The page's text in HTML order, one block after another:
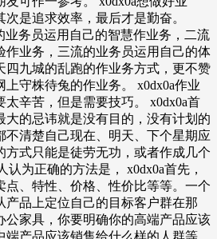
是追求效率，最后才是勤奋。
业务员运用自己的智慧作业务，二流
作业务，三流的业务员运用自己的体
四九城的乱跑的作业务方式，更不赞
守株待兔的作业务。 x0dx0a作业
辛苦，但是需要技巧。 x0dx0a首
大的忌讳就是没有目的，没有计划的
不清楚自己现在、明天、下个星期应
方式只能是徒劳无功，或者作成几个
认为正确的方法是， x0dx0a首先，
点、特性、价格、性价比等等。一个
产品上定位自己的目标客户群在那
公家具，你要明确你的高端产品应该